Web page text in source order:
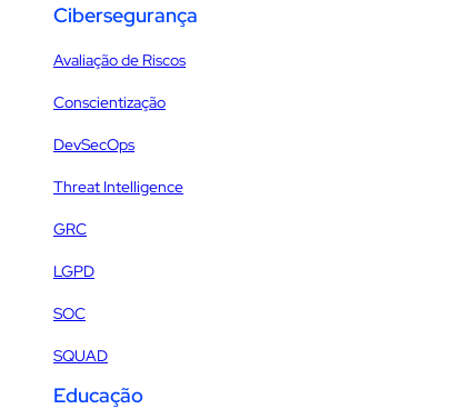
Cibersegurança
Avaliação de Riscos
Conscientização
DevSecOps
Threat Intelligence
GRC
LGPD
SOC
SQUAD
Educação